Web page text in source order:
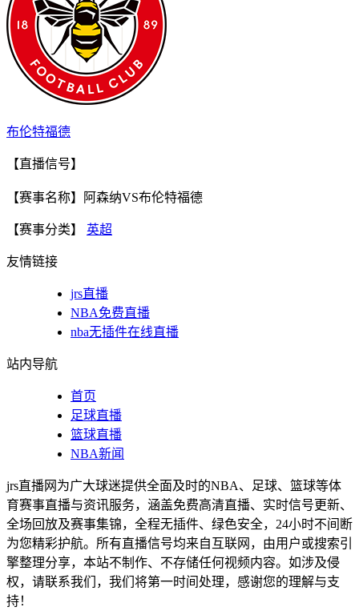
布伦特福德
【直播信号】
【赛事名称】阿森纳VS布伦特福德
【赛事分类】 英超
友情链接
jrs直播
NBA免费直播
nba无插件在线直播
站内导航
首页
足球直播
篮球直播
NBA新闻
jrs直播网为广大球迷提供全面及时的NBA、足球、篮球等体
育赛事直播与资讯服务，涵盖免费高清直播、实时信号更新、
全场回放及赛事集锦，全程无插件、绿色安全，24小时不间断
为您精彩护航。所有直播信号均来自互联网，由用户或搜索引
擎整理分享，本站不制作、不存储任何视频内容。如涉及侵
权，请联系我们，我们将第一时间处理，感谢您的理解与支
持！